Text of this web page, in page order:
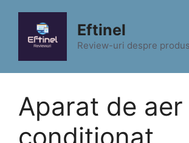
conținut
Eftinel
Review-uri despre
Aparat de aer
conditionat